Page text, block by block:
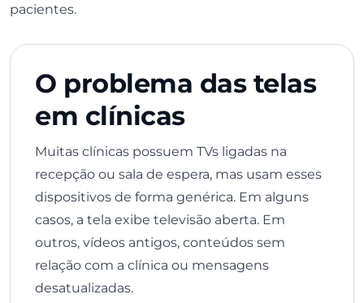
pacientes.
O problema das telas
em clínicas
Muitas clínicas possuem TVs ligadas na
recepção ou sala de espera, mas usam esses
dispositivos de forma genérica. Em alguns
casos, a tela exibe televisão aberta. Em
outros, vídeos antigos, conteúdos sem
relação com a clínica ou mensagens
desatualizadas.